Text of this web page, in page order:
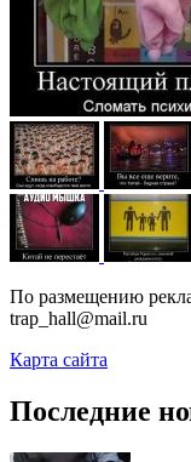
По размещению
trap_hall@mail.ru
Карта сайта
Последние